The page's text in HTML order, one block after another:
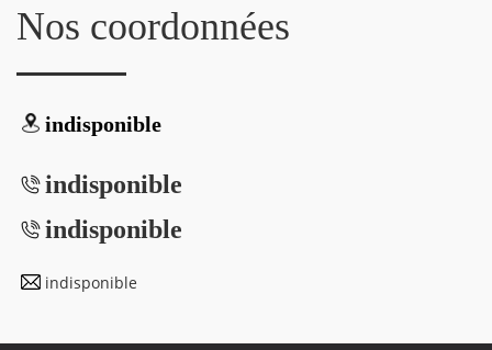
Nos coordonnées
indisponible
indisponible
indisponible
indisponible